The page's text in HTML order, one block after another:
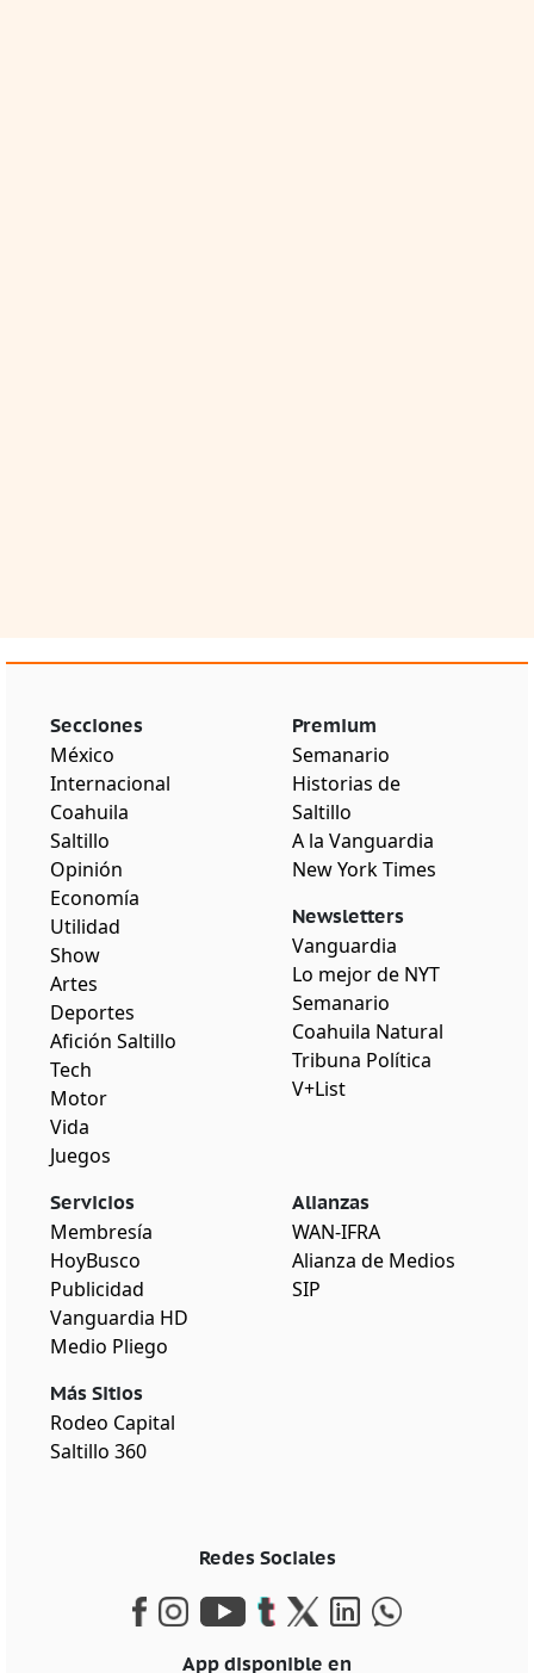
Secciones
México
Internacional
Coahuila
Saltillo
Opinión
Economía
Utilidad
Show
Artes
Deportes
Afición Saltillo
Tech
Motor
Vida
Juegos
Premium
Semanario
Historias de
Saltillo
A la Vanguardia
New York Times
Newsletters
Vanguardia
Lo mejor de NYT
Semanario
Coahuila Natural
Tribuna Política
V+List
Servicios
Membresía
HoyBusco
Publicidad
Vanguardia HD
Medio Pliego
Más Sitios
Rodeo Capital
Saltillo 360
Alianzas
WAN-IFRA
Alianza de Medios
SIP
Redes Sociales
App disponible en